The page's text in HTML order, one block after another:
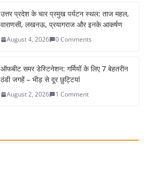
उत्तर प्रदेश के चार प्रमुख पर्यटन स्थल: ताज महल,
वाराणसी, लखनऊ, प्रयागराज और इनके आकर्षण
August 4, 2026 0 Comments
ऑफबीट समर डेस्टिनेशन: गर्मियों के लिए 7 बेहतरीन
ठंडी जगहें – भीड़ से दूर छुट्टियां
August 2, 2026 1 Comment